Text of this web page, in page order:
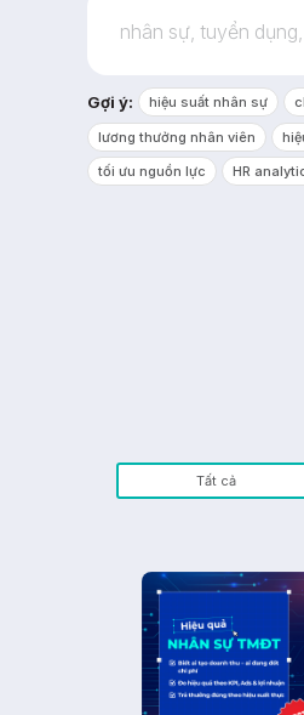
Gợi ý: hiệu suất nhân sự
lương thưởng nhân viên
tối ưu nguồn lực
HR
Tất cả